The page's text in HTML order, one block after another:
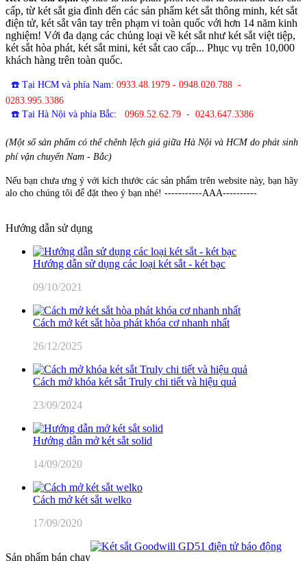
cấp, từ két sắt gia đình đến các sản phẩm két sắt thông minh, két sắt
điện tử, két sắt vân tay trên phạm vi toàn quốc với hơn 14 năm kinh
nghiệm! Với đa dạng các chủng loại về két sắt như két sắt việt tiệp,
két sắt hòa phát, két sắt mini, két sắt cao cấp... Phục vụ trên 10,000
khách hàng trên toàn quốc.
☎️ Tại HCM và phía Nam: 0933.48.1979 - 0948.020.788 -
0283.995.3386
☎️ Tại Hà Nội và phía Bắc: 0969.52.62.79 - 0243.647.3386
(Một số sản phẩm có thể chênh lệch giá giữa Hà Nội và HCM do phát sinh
phí vận chuyển Nam - Bắc)
Nếu bạn chưa ưng ý với kích thước các sản phẩm trên website này, bạn hãy
alo cho chúng tôi để đặt theo ý bạn nhé! -----------AAA----------
Hướng dẫn sử dụng
Hướng dẫn sử dụng các loại két sắt - két bạc
09/10/2021
Cách mở két sắt hòa phát khóa cơ nhanh nhất
26/12/2025
Cách mở khóa két sắt Truly chi tiết và hiệu quả
23/09/2024
Hướng dẫn mở két sắt solid
14/09/2020
Cách mở két sắt welko
17/09/2020
Sản phẩm bán chạy